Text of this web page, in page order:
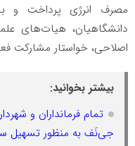
مصرف انرژی پرداخت و
دانشگاهیان، هیات‌های
اصلاحی، خواستار مشارکت
بیشتر بخوانید:
تمام فرمانداران و
جی‌نَف به منظور تسهیل